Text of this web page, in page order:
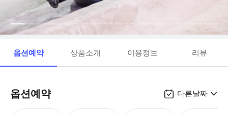
옵션예약 상품소개 이용정보 리뷰
옵션예약 다른날짜